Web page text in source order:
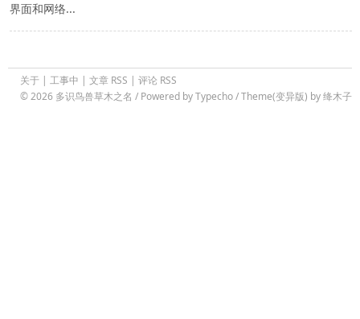
界面和网络...
关于 | 工事中 | 文章 RSS | 评论 RSS
© 2026 多识鸟兽草木之名 / Powered byTypecho/ Theme(变异版) by绛木子